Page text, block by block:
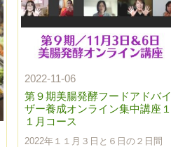
2022-11-06
第９期美腸発酵フードアドバイ
ザー養成オンライン集中講座１
１月コース
2022年１１月３日と６日の２日間